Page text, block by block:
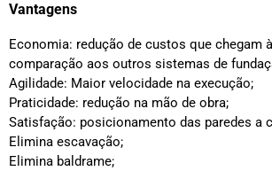
Vantagens
Economia: redução de custos que chegam
comparação aos outros sistemas de
Agilidade: Maior velocidade na execução;
Praticidade: redução na mão de obra;
Satisfação: posicionamento das paredes a
Elimina escavação;
Elimina baldrame;